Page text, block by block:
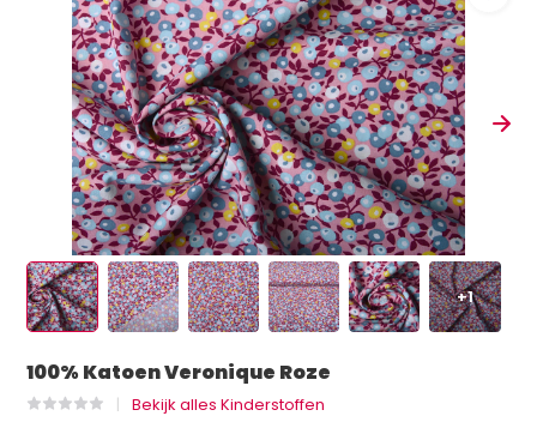
+1
100% Katoen Veronique Roze
Bekijk alles Kinderstoffen